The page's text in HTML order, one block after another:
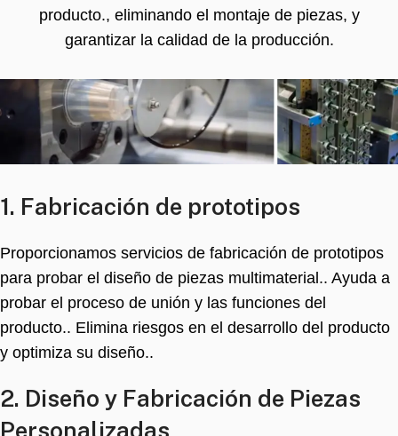
producto., eliminando el montaje de piezas, y
garantizar la calidad de la producción.
1. Fabricación de prototipos
Proporcionamos servicios de fabricación de prototipos
para probar el diseño de piezas multimaterial.. Ayuda a
probar el proceso de unión y las funciones del
producto.. Elimina riesgos en el desarrollo del producto
y optimiza su diseño..
2. Diseño y Fabricación de Piezas
Personalizadas